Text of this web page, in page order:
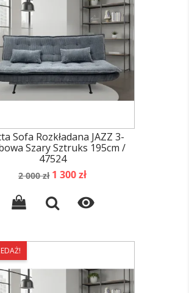
Sofa Rozkładana JAZZ 3-
Szary Sztruks 195cm /
47524
Cena
2 000 zł Cena
1 300 zł
